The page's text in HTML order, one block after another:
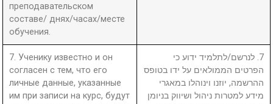
преподавательском
составе/ днях/часах/месте
обучения.
7. Ученику известно и он
согласен с тем, что его
личные данные, указанные
им при записи на курс, будут
7. לנרשם/לתלמיד ידוע כי
הפרטים הממולאים על ידו בטופס
ההרשמה, יוזנו וינוהלו במאגרי
מידע למטרות ניהול ושיווק בניומן